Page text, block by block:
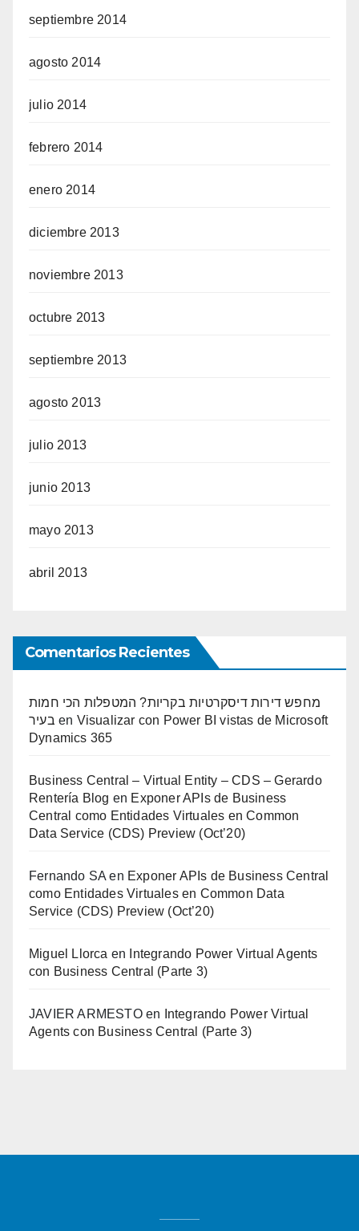
septiembre 2014
agosto 2014
julio 2014
febrero 2014
enero 2014
diciembre 2013
noviembre 2013
octubre 2013
septiembre 2013
agosto 2013
julio 2013
junio 2013
mayo 2013
abril 2013
Comentarios Recientes
מחפש דירות דיסקרטיות בקריות? המטפלות הכי חמות
בעיר en Visualizar con Power BI vistas de Microsoft
Dynamics 365
Business Central – Virtual Entity – CDS – Gerardo
Rentería Blog en Exponer APIs de Business
Central como Entidades Virtuales en Common
Data Service (CDS) Preview (Oct’20)
Fernando SA en Exponer APIs de Business Central
como Entidades Virtuales en Common Data
Service (CDS) Preview (Oct’20)
Miguel Llorca en
Integrando Power Virtual Agents
con Business Central (Parte 3)
JAVIER ARMESTOen
Integrando Power Virtual
Agents con Business Central (Parte 3)